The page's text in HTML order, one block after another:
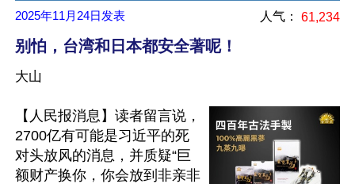
2025年11月24日 发表 人气： 61,234
别怕，台湾和日本都安全著呢！
大山
【人民报消息】读者留言说，
2700亿有可能是习近平的死
对头放风的消息，并质疑“巨
额财产换你，你会放到非亲非